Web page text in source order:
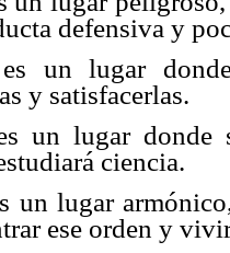
defensiva y
un lugar
y satisfacerlas.
un lugar donde
ciencia.
un lugar
ese orden y